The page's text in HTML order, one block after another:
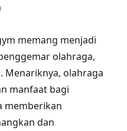
memang menjadi
olahraga,
Menariknya, olahraga
manfaat bagi
memberikan
dan